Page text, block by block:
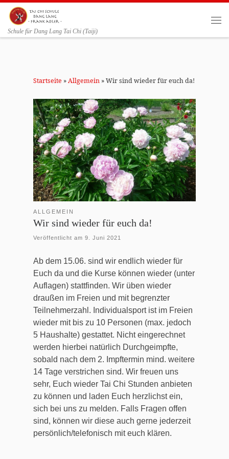
Zum Inhalt springen
Schule für Dang Lang Tai Chi (Taiji)
Startseite »Allgemein »Wir sind wieder für euch da!
ALLGEMEIN
Wir sind wieder für euch da!
Veröffentlicht am 9. Juni 2021
Ab dem 15.06. sind wir endlich wieder für
Euch da und die Kurse können wieder (unter
Auflagen) stattfinden. Wir üben wieder
draußen im Freien und mit begrenzter
Teilnehmerzahl. Individualsport ist im Freien
wieder mit bis zu 10 Personen (max. jedoch
5 Haushalte) gestattet. Nicht eingerechnet
werden hierbei natürlich Durchgeimpfte,
sobald nach dem 2. Impftermin mind. weitere
14 Tage verstrichen sind. Wir freuen uns
sehr, Euch wieder Tai Chi Stunden anbieten
zu können und laden Euch herzlichst ein,
sich bei uns zu melden. Falls Fragen offen
sind, können wir diese auch gerne jederzeit
persönlich/telefonisch mit euch klären.